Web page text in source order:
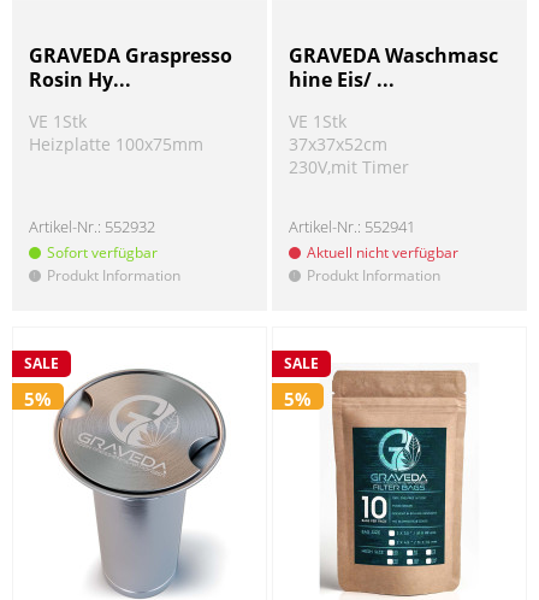
GRAVEDA Graspresso
Rosin Hy...
VE 1Stk
Heizplatte 100x75mm
Artikel-Nr.: 552932
Sofort verfügbar
! Produkt Information
GRAVEDA Waschmasc
hine Eis/ ...
VE 1Stk
37x37x52cm
230V,mit Timer
Artikel-Nr.: 552941
Aktuell nicht verfügbar
! Produkt Information
SALE
5%
SALE
5%